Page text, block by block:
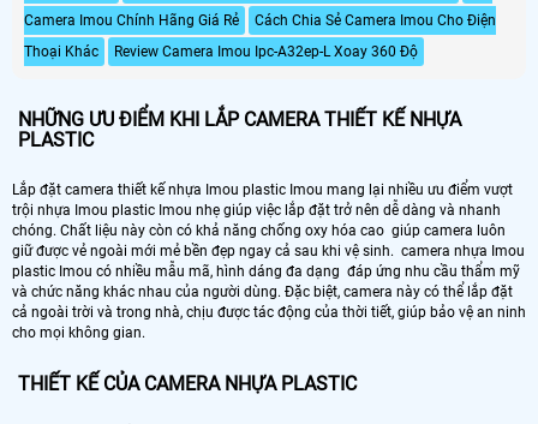
Camera Imou Chính Hãng Giá Rẻ
Cách Chia Sẻ Camera Imou Cho Điện
Thoại Khác
Review Camera Imou Ipc-A32ep-L Xoay 360 Độ
NHỮNG ƯU ĐIỂM KHI LẮP CAMERA THIẾT KẾ NHỰA
PLASTIC
Lắp đặt camera thiết kế nhựa Imou plastic Imou mang lại nhiều ưu điểm vượt
trội nhựa Imou plastic Imou nhẹ giúp việc lắp đặt trở nên dễ dàng và nhanh
chóng. Chất liệu này còn có khả năng chống oxy hóa cao giúp camera luôn
giữ được vẻ ngoài mới mẻ bền đẹp ngay cả sau khi vệ sinh. camera nhựa Imou
plastic Imou có nhiều mẫu mã, hình dáng đa dạng đáp ứng nhu cầu thẩm mỹ
và chức năng khác nhau của người dùng. Đặc biệt, camera này có thể lắp đặt
cả ngoài trời và trong nhà, chịu được tác động của thời tiết, giúp bảo vệ an ninh
cho mọi không gian.
THIẾT KẾ CỦA CAMERA NHỰA PLASTIC